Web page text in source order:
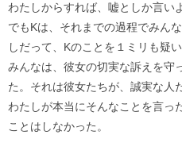
わたしからすれば、嘘としか言い
でもKは、それまでの過程でみん
しだって、Kのことを１ミリも疑
みんなは、彼女の切実な訴えを守
た。それは彼女たちが、誠実な人
わたしが本当にそんなことを言っ
ことはしなかった。